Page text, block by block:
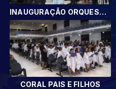
INAUGURAÇÃO ORQUESTRA REGIONAL FILADELFIA.
CORAL PAIS E FILHOS